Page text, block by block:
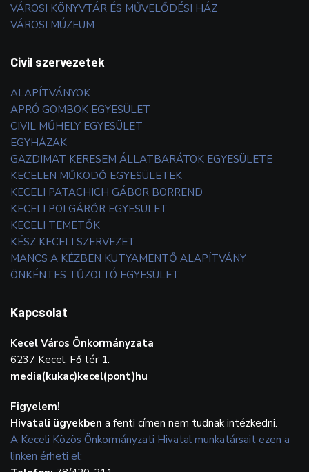
VÁROSI KÖNYVTÁR ÉS MŰVELŐDÉSI HÁZ
VÁROSI MÚZEUM
Civil szervezetek
ALAPÍTVÁNYOK
APRÓ GOMBOK EGYESÜLET
CIVIL MŰHELY EGYESÜLET
EGYHÁZAK
GAZDIMAT KERESEM ÁLLATBARÁTOK EGYESÜLETE
KECELEN MŰKÖDŐ EGYESÜLETEK
KECELI PATACHICH GÁBOR BORREND
KECELI POLGÁRŐR EGYESÜLET
KECELI TEMETŐK
KÉSZ KECELI SZERVEZET
MANCS A KÉZBEN KUTYAMENTŐ ALAPÍTVÁNY
ÖNKÉNTES TŰZOLTÓ EGYESÜLET
Kapcsolat
Kecel Város Önkormányzata
6237 Kecel, Fő tér 1.
media(kukac)kecel(pont)hu
Figyelem!
Hivatali ügyekben a fenti címen nem tudnak intézkedni.
A Keceli Közös Önkormányzati Hivatal munkatársait ezen a
linken érheti el: